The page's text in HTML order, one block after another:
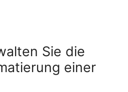
Sie die
einer